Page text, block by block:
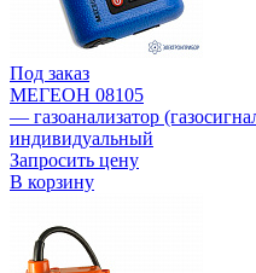
Под заказ
МЕГЕОН 08105
— газоанализатор
индивидуальный
Запросить цену
В корзину